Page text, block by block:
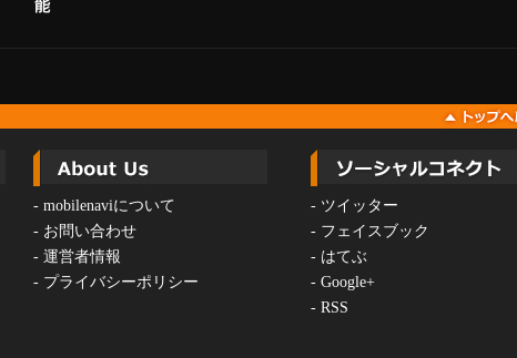
能
- mobilenaviについて
- お問い合わせ
- 運営者情報
- プライバシーポリシー
- ツイッター
- フェイスブック
- はてぶ
- Google+
- RSS